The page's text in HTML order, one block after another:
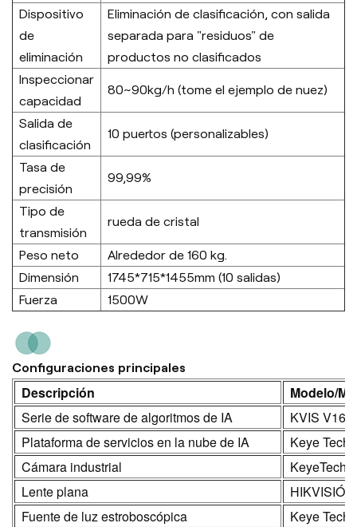
Dispositivo
de
eliminación
Eliminación de clasificación, con salida
separada para "residuos" de
productos no clasificados
Inspeccionar
capacidad
80~90kg/h (tome el ejemplo de nuez)
Salida de
clasificación
10 puertos (personalizables)
Tasa de
precisión
99,99%
Tipo de
transmisión
rueda de cristal
Peso neto
Alrededor de 160 kg.
Dimensión
1745*715*1455mm (10 salidas)
Fuerza
1500W
Configuraciones principales
Descripción
Modelo/
Serie de software de algoritmos de IA
KVIS V16.0
Plataforma de servicios en la nube de IA
Keye Tech
Cámara industrial
KeyeTech/
Lente plana
HIKVISIÓN
Fuente de luz estroboscópica
Keye Tech